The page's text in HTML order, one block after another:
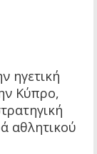
ηγετική
Κύπρο,
αθλητικού